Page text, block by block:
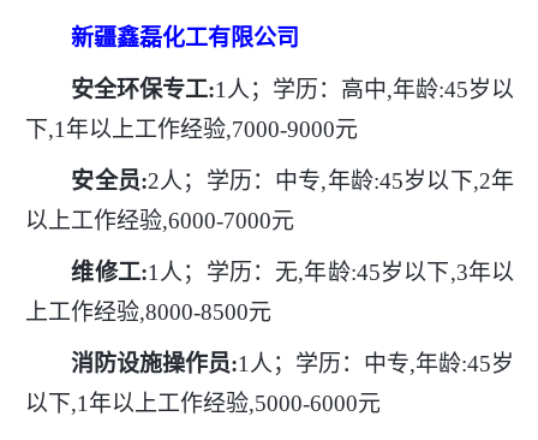
新疆鑫磊化工有限公司
安全环保专工:1人；学历：高中,年龄:45岁以
下,1年以上工作经验,7000-9000元
安全员:2人；学历：中专,年龄:45岁以下,2年
以上工作经验,6000-7000元
维修工:1人；学历：无,年龄:45岁以下,3年以
上工作经验,8000-8500元
消防设施操作员:1人；学历：中专,年龄:45岁
以下,1年以上工作经验,5000-6000元